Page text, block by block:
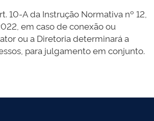
10-A da Instrução Normativa nº 12,
em caso de conexão ou
ou a Diretoria determinará a
para julgamento em conjunto.